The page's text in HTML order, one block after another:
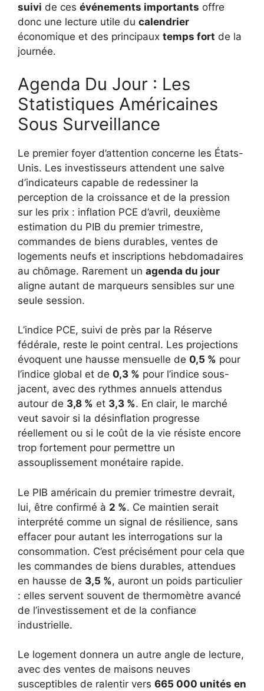
suivi de ces événements importants offre
donc une lecture utile du calendrier
économique et des principaux temps fort de la
journée.
Agenda Du Jour : Les
Statistiques Américaines
Sous Surveillance
Le premier foyer d’attention concerne les États-
Unis. Les investisseurs attendent une salve
d’indicateurs capable de redessiner la
perception de la croissance et de la pression
sur les prix : inflation PCE d’avril, deuxième
estimation du PIB du premier trimestre,
commandes de biens durables, ventes de
logements neufs et inscriptions hebdomadaires
au chômage. Rarement un agenda du jour
aligne autant de marqueurs sensibles sur une
seule session.
L’indice PCE, suivi de près par la Réserve
fédérale, reste le point central. Les projections
évoquent une hausse mensuelle de 0,5 % pour
l’indice global et de 0,3 % pour l’indice sous-
jacent, avec des rythmes annuels attendus
autour de 3,8 % et 3,3 %. En clair, le marché
veut savoir si la désinflation progresse
réellement ou si le coût de la vie résiste encore
trop fortement pour permettre un
assouplissement monétaire rapide.
Le PIB américain du premier trimestre devrait,
lui, être confirmé à 2 %. Ce maintien serait
interprété comme un signal de résilience, sans
effacer pour autant les interrogations sur la
consommation. C’est précisément pour cela que
les commandes de biens durables, attendues
en hausse de 3,5 %, auront un poids particulier
: elles servent souvent de thermomètre avancé
de l’investissement et de la confiance
industrielle.
Le logement donnera un autre angle de lecture,
avec des ventes de maisons neuves
susceptibles de ralentir vers 665 000 unités en